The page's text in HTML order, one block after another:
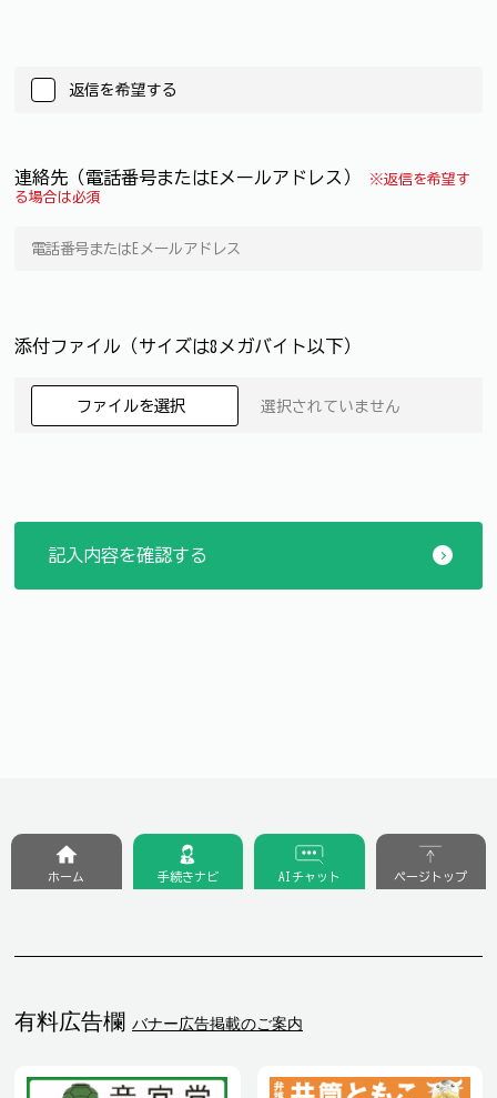
返信を希望する
連絡先（電話番号またはEメールアドレス）
※返信を希望す
る場合は必須
添付ファイル（サイズは8メガバイト以下）
ファイルを選択 選択されていません
有料広告欄 バナー広告掲載のご案内
ホーム 手続きナビ AIチャット ページトップ